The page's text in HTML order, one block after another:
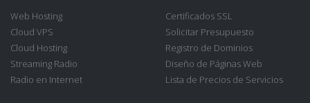
Web Hosting
Cloud VPS
Cloud Hosting
Streaming Radio
Radio en Internet
Certificados SSL
Solicitar Presupuesto
Registro de Dominios
Diseño de Páginas Web
Lista de Precios de Servicios